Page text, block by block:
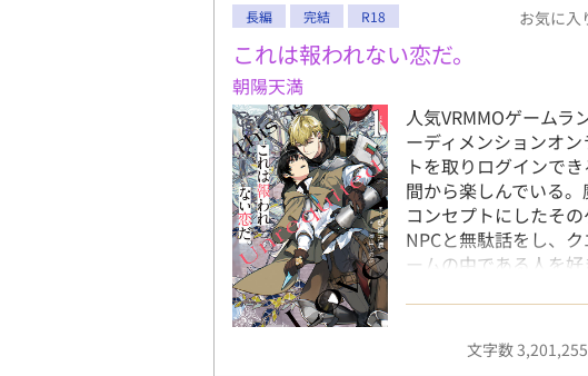
長編 完結 R18 お気に入
これは報われない恋だ。
朝陽天満
人気VRMMOゲーム
ーディメンションオ
トを取りログインで
間から楽しんでいる
コンセプトにしたそ
NPCと無駄話をし、
ームの中である人を
に俺を愛してくれち
に報われない恋だっ
話ではありません。
でもありません。そ
文字数 3,201,255